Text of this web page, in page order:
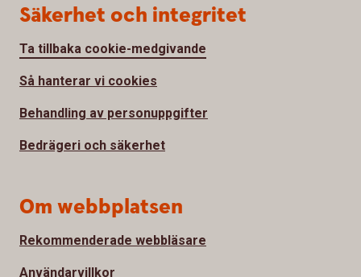
Säkerhet och integritet
Ta tillbaka cookie-medgivande
Så hanterar vi cookies
Behandling av personuppgifter
Bedrägeri och säkerhet
Om webbplatsen
Rekommenderade webbläsare
Användarvillkor